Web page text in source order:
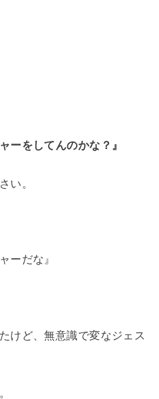
ーをしてんのかな？』
い。
ーだな』
けど、無意識で変なジェス